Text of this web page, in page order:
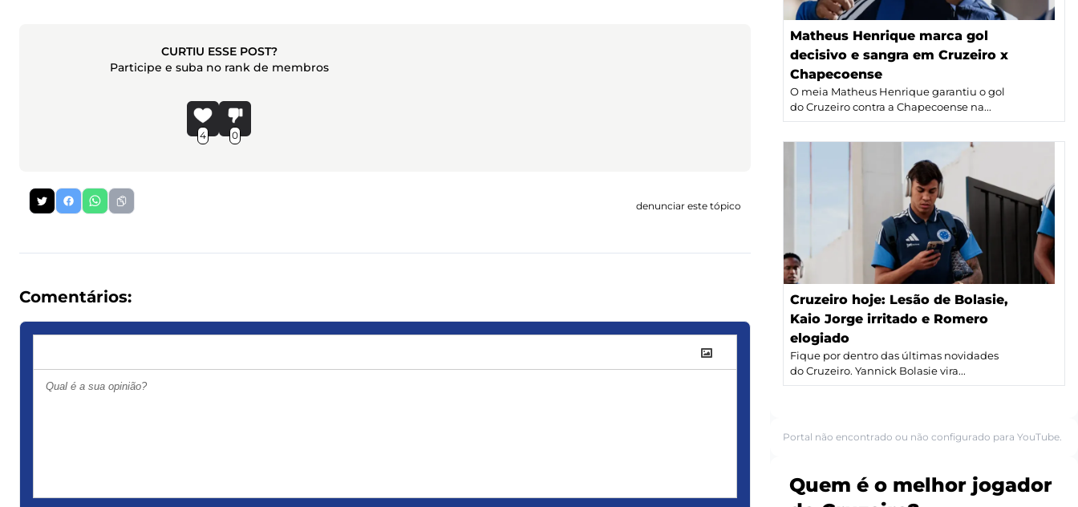
CURTIU ESSE POST?
Participe e suba no rank de membros
4 0
denunciar este tópico
Comentários:
Matheus Henrique marca gol
decisivo e sangra em Cruzeiro x
Chapecoense
O meia Matheus Henrique garantiu o gol
do Cruzeiro contra a Chapecoense na...
Cruzeiro hoje: Lesão de Bolasie,
Kaio Jorge irritado e Romero
elogiado
Fique por dentro das últimas novidades
do Cruzeiro. Yannick Bolasie vira...
Portal não encontrado ou não configurado para YouTube.
Quem é o melhor jogador